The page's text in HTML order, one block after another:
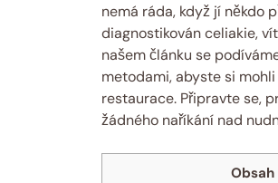
nemá ráda, ⁣když‌ jí někdo
diagnostikován celiakie,
našem článku ‌se
metodami, abyste si
restaurace.⁢ Připravte se,
žádného naříkání nad